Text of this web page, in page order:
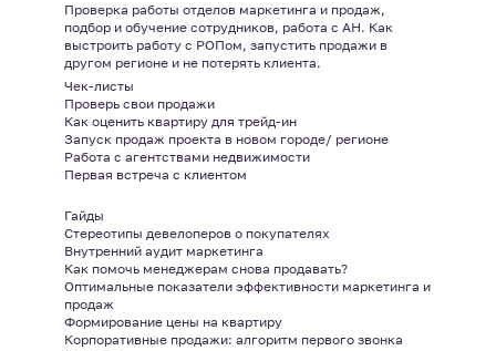
Проверка работы отделов маркетинга и продаж,
подбор и обучение сотрудников, работа с АН. Как
выстроить работу с РОПом, запустить продажи в
другом регионе и не потерять клиента.
Чек-листы
Проверь свои продажи
Как оценить квартиру для трейд-ин
Запуск продаж проекта в новом городе/ регионе
Работа с агентствами недвижимости
Первая встреча с клиентом
Гайды
Стереотипы девелоперов о покупателях
Внутренний аудит маркетинга
Как помочь менеджерам снова продавать?
Оптимальные показатели эффективности маркетинга и
продаж
Формирование цены на квартиру
Корпоративные продажи: алгоритм первого звонка